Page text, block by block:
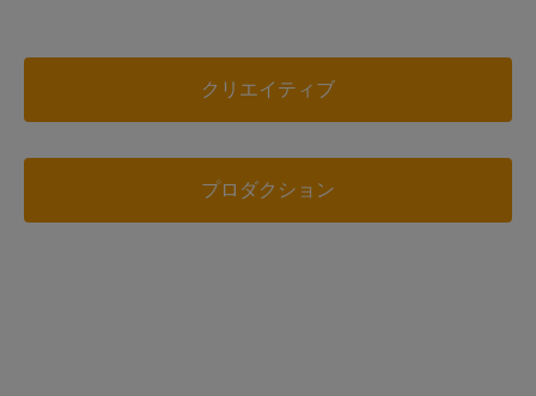
クリエイティブ
プロダクション